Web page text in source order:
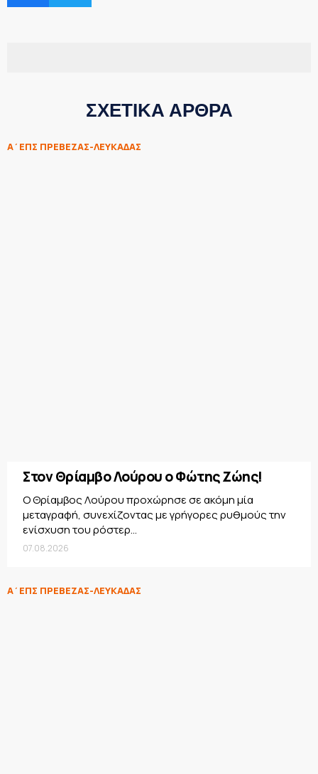
ΣΧΕΤΙΚΑ ΑΡΘΡΑ
Α΄ΕΠΣ ΠΡΕΒΕΖΑΣ-ΛΕΥΚΑΔΑΣ
Στον Θρίαμβο Λούρου ο Φώτης Ζώης!
Ο Θρίαμβος Λούρου προχώρησε σε ακόμη μία
μεταγραφή, συνεχίζοντας με γρήγορες ρυθμούς την
ενίσχυση του ρόστερ...
07.08.2026
Α΄ΕΠΣ ΠΡΕΒΕΖΑΣ-ΛΕΥΚΑΔΑΣ